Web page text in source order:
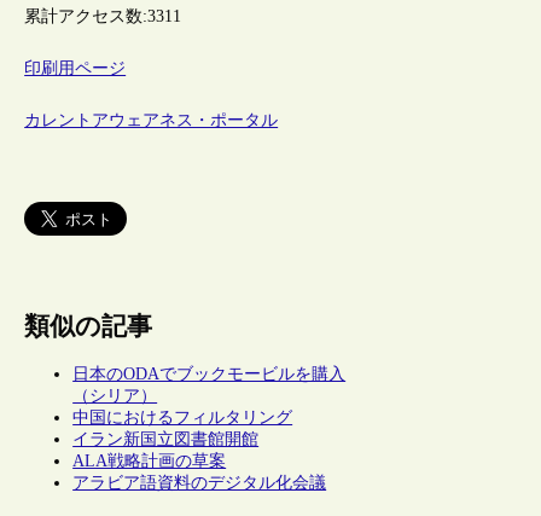
累計アクセス数:3311
印刷用ページ
カレントアウェアネス・ポータル
類似の記事
日本のODAでブックモービルを購入
（シリア）
中国におけるフィルタリング
イラン新国立図書館開館
ALA戦略計画の草案
アラビア語資料のデジタル化会議